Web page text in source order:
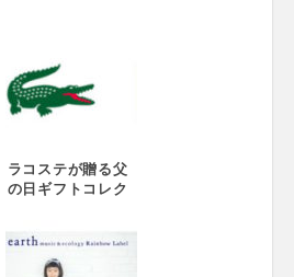
ラコステが贈る父
の日ギフトコレク
ツ／2018年Ryder
Cupコレクション